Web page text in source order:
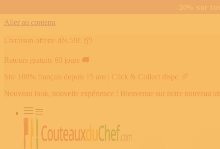
Aller au contenu
Livraison offerte dès 59€ 📦
Retours gratuits 60 jours 🚚
Site 100% français depuis 15 ans | Click & Collect dispo 🥖
Nouveau look, nouvelle expérience ! Bienvenue sur notre nouveau